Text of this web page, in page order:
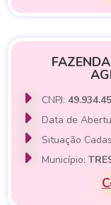
CNPJ:
Data de
Situação
Município: